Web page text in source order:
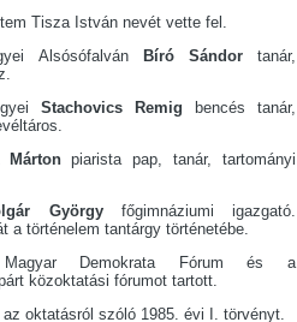
Tisza István nevét vette fel.
Alsósófalván Bíró Sándortanár,
Stachovics Remig
bencés tanár,
Mártonpiarista pap, tanár, tartományi
György főgimnáziumi igazgató.
a történelem tantárgy történetébe.
Demokrata Fórum és a
közoktatási fórumot tartott.
oktatásról szóló 1985. évi I. törvényt.